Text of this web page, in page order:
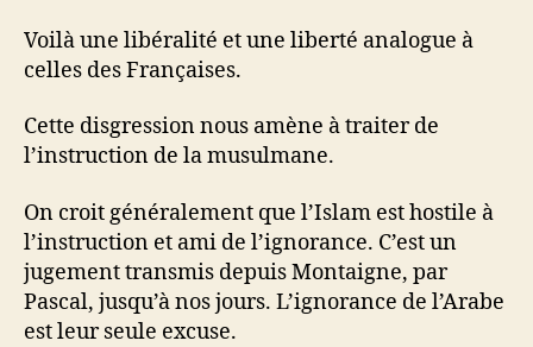
Voilà une libéralité et une liberté analogue à
celles des Françaises.
Cette disgression nous amène à traiter de
l’instruction de la musulmane.
On croit généralement que l’Islam est hostile à
l’instruction et ami de l’ignorance. C’est un
jugement transmis depuis Montaigne, par
Pascal, jusqu’à nos jours. L’ignorance de l’Arabe
est leur seule excuse.